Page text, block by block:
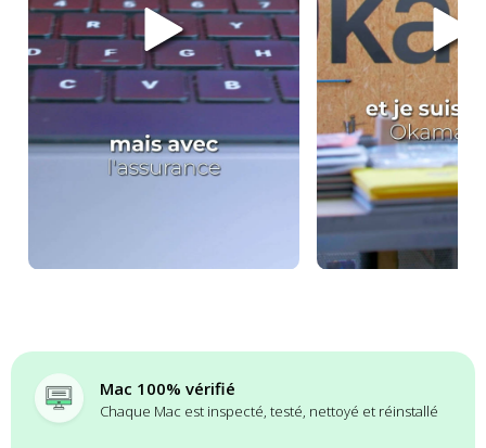
Mac 100% vérifié
Chaque Mac est inspecté, testé, nettoyé et réinstallé